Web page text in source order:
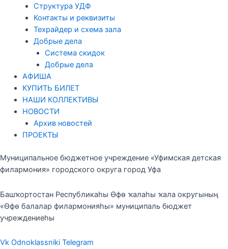
Структура УДФ
Контакты и реквизиты
Техрайдер и схема зала
Добрые дела
Система скидок
Добрые дела
АФИША
КУПИТЬ БИЛЕТ
НАШИ КОЛЛЕКТИВЫ
НОВОСТИ
Архив новостей
ПРОЕКТЫ
Муниципальное бюджетное учреждение «Уфимская детская
филармония» городского округа город Уфа
Башҡортостан Республикаһы Өфө ҡалаһы ҡала округының
«Өфө балалар филармонияһы» муниципаль бюджет
учреждениеһы
Vk Odnoklassniki Telegram